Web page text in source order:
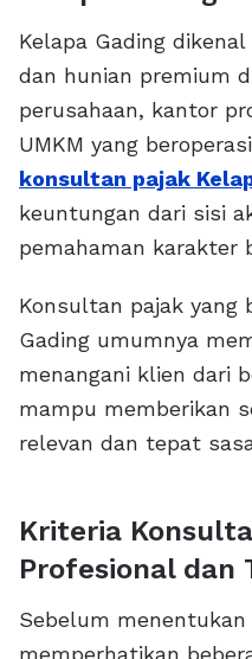
Kelapa Gading
dan hunian premium
perusahaan, kantor
UMKM yang
konsultan pajak
keuntungan dari sisi
pemahaman karakter
Konsultan pajak yang
Gading umumnya
menangani klien dari
mampu memberikan
relevan dan tepat
Kriteria
Profesional dan
Sebelum
memperhatikan